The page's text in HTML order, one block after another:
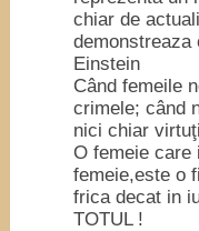
chiar de
demonstreaza
Einstein
Când femeile
crimele; când
nici chiar
O femeie care
femeie,este o
frica decat in
TOTUL !